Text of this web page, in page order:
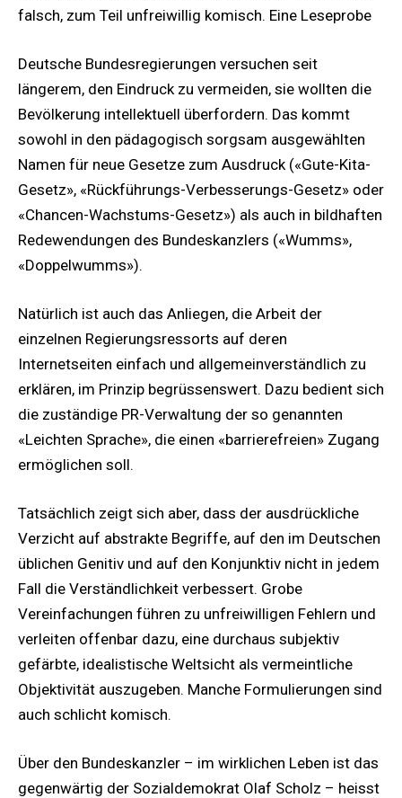
falsch, zum Teil unfreiwillig komisch. Eine Leseprobe
Deutsche Bundesregierungen versuchen seit
längerem, den Eindruck zu vermeiden, sie wollten die
Bevölkerung intellektuell überfordern. Das kommt
sowohl in den pädagogisch sorgsam ausgewählten
Namen für neue Gesetze zum Ausdruck («Gute-Kita-
Gesetz», «Rückführungs-Verbesserungs-Gesetz» oder
«Chancen-Wachstums-Gesetz») als auch in bildhaften
Redewendungen des Bundeskanzlers («Wumms»,
«Doppelwumms»).
Natürlich ist auch das Anliegen, die Arbeit der
einzelnen Regierungsressorts auf deren
Internetseiten einfach und allgemeinverständlich zu
erklären, im Prinzip begrüssenswert. Dazu bedient sich
die zuständige PR-Verwaltung der so genannten
«Leichten Sprache», die einen «barrierefreien» Zugang
ermöglichen soll.
Tatsächlich zeigt sich aber, dass der ausdrückliche
Verzicht auf abstrakte Begriffe, auf den im Deutschen
üblichen Genitiv und auf den Konjunktiv nicht in jedem
Fall die Verständlichkeit verbessert. Grobe
Vereinfachungen führen zu unfreiwilligen Fehlern und
verleiten offenbar dazu, eine durchaus subjektiv
gefärbte, idealistische Weltsicht als vermeintliche
Objektivität auszugeben. Manche Formulierungen sind
auch schlicht komisch.
Über den Bundeskanzler – im wirklichen Leben ist das
gegenwärtig der Sozialdemokrat Olaf Scholz – heisst